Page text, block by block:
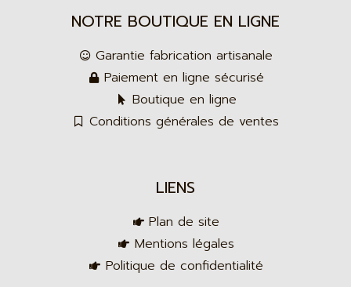
NOTRE BOUTIQUE EN LIGNE
Garantie fabrication artisanale
Paiement en ligne sécurisé
Boutique en ligne
Conditions générales de ventes
LIENS
Plan de site
Mentions légales
Politique de confidentialité